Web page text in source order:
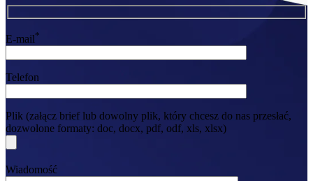
E-mail*
Telefon
Plik (załącz brief lub dowolny plik, który chcesz do nas przesłać,
dozwolone formaty: doc, docx, pdf, odf, xls, xlsx)
Wiadomość